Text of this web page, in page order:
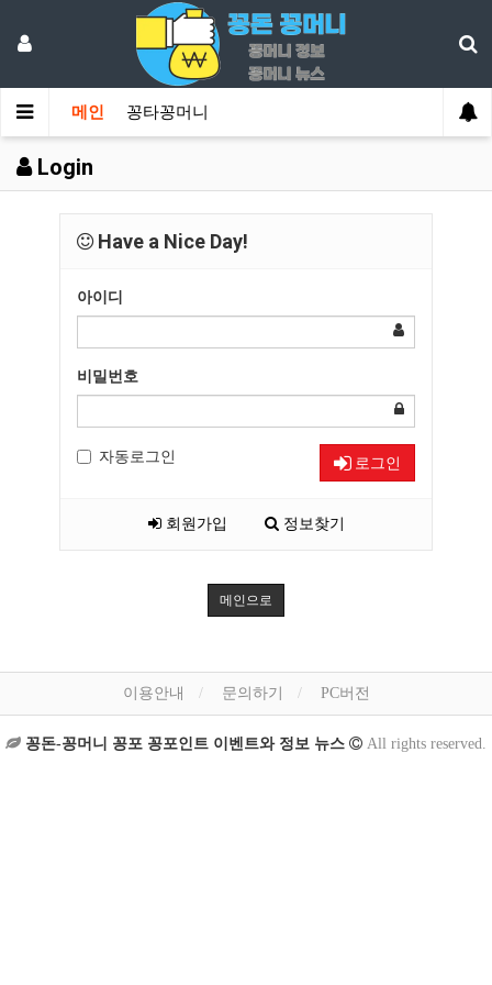
메인 꽁타꽁머니
Login
Have a Nice Day!
아이디
비밀번호
자동로그인 로그인
회원가입 정보찾기
메인으로
이용안내 문의하기 PC버전
꽁돈-꽁머니 꽁포 꽁포인트 이벤트와 정보 뉴스 All rights reserved.